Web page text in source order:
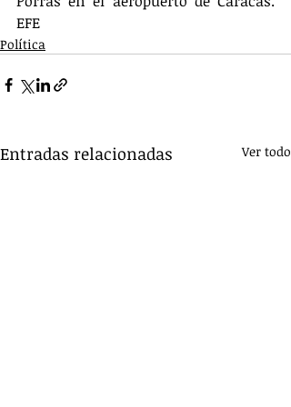
EFE
Política
Entradas relacionadas Ver todo